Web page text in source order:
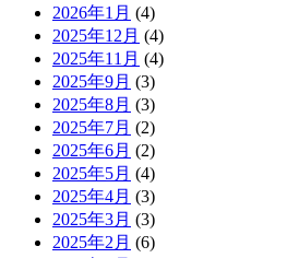
2026年1月 (4)
2025年12月 (4)
2025年11月 (4)
2025年9月 (3)
2025年8月 (3)
2025年7月 (2)
2025年6月 (2)
2025年5月 (4)
2025年4月 (3)
2025年3月 (3)
2025年2月 (6)